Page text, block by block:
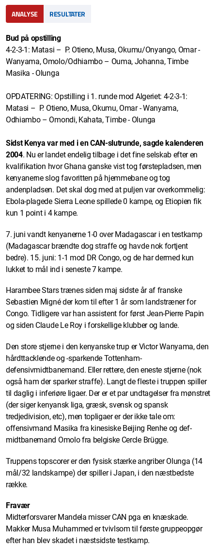
ANALYSE RESULTATER
Bud på opstilling
4-2-3-1: Matasi – P. Otieno, Musa, Okumu/Onyango, Omar -
Wanyama, Omolo/Odhiambo – Ouma, Johanna, Timbe
Masika - Olunga
OPDATERING: Opstilling i 1. runde mod Algeriet: 4-2-3-1:
Matasi – P. Otieno, Musa, Okumu, Omar - Wanyama,
Odhiambo – Omondi, Kahata, Timbe - Olunga
Sidst Kenya var med i en CAN-slutrunde, sagde kalenderen
2004. Nu er landet endelig tilbage i det fine selskab efter en
kvalifikation hvor Ghana ganske vist tog førstepladsen, men
kenyanerne slog favoritten på hjemmebane og tog
andenpladsen. Det skal dog med at puljen var overkommelig:
Ebola-plagede Sierra Leone spillede 0 kampe, og Etiopien fik
kun 1 point i 4 kampe.
7. juni vandt kenyanerne 1-0 over Madagascar i en testkamp
(Madagascar brændte dog straffe og havde nok fortjent
bedre). 15. juni: 1-1 mod DR Congo, og de har dermed kun
lukket to mål ind i seneste 7 kampe.
Harambee Stars trænes siden maj sidste år af franske
Sebastien Migné der kom til efter 1 år som landstræner for
Congo. Tidligere var han assistent for først Jean-Pierre Papin
og siden Claude Le Roy i forskellige klubber og lande.
Den store stjerne i den kenyanske trup er Victor Wanyama, den
hårdttacklende og -sparkende Tottenham-
defensivmidtbanemand. Eller rettere, den eneste stjerne (nok
også ham der sparker straffe). Langt de fleste i truppen spiller
til daglig i inferiøre ligaer. Der er et par undtagelser fra mønstret
(der siger kenyansk liga, græsk, svensk og spansk
tredjedivision, etc), men topligaer er der ikke tale om:
offensivmand Masika fra kinesiske Beijing Renhe og def-
midtbanemand Omolo fra belgiske Cercle Brügge.
Truppens topscorer er den fysisk stærke angriber Olunga (14
mål/32 landskampe) der spiller i Japan, i den næstbedste
række.
Fravær
Midterforsvarer Mandela misser CAN pga en knæskade.
Makker Musa Muhammed er tvivlsom til første gruppeopgør
efter han blev skadet i næstsidste testkamp.